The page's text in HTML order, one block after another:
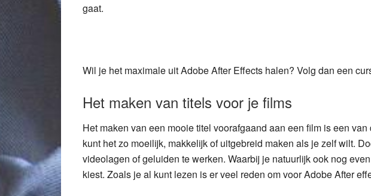
gaat.
Wil je het maximale uit Adobe After Effects halen? Volg dan een
Het maken van titels voor je films
Het maken van een mooie titel voorafgaand aan een film is een
kunt het zo moeilijk, makkelijk of uitgebreid maken als je zelf wilt.
videolagen of geluiden te werken. Waarbij je natuurlijk ook nog
kiest. Zoals je al kunt lezen is er veel reden om voor Adobe After